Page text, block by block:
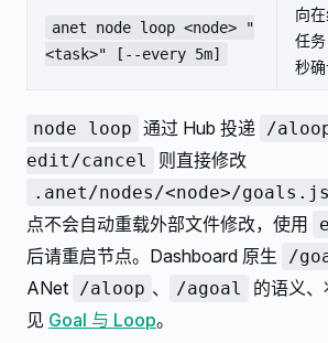
anet node loop <node> "
<task>" [--every 5m]
向
任
秒确
node loop 通过 Hub 投递 /
edit/cancel
则直接修改
.anet/nodes/<node>/
点不会自动重载外部文件修改，使用
后请重启节点。Dashboard 原生 /
ANet /aloop 、 /agoal
的语义
见 Goal 与 Loop。